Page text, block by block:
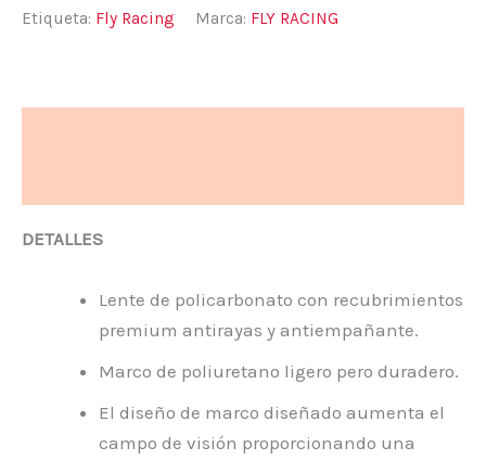
Etiqueta: Fly Racing Marca: FLY RACING
DETALLES
Lente de policarbonato con recubrimientos
premium antirayas y antiempañante.
Marco de poliuretano ligero pero duradero.
El diseño de marco diseñado aumenta el
campo de visión proporcionando una